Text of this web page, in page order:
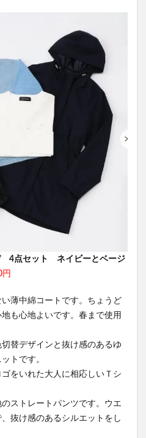
4点セット ネイビーとベージ
円
薄中綿コートです。ちょうど
も心地よいです。春まで使用
替デザインと抜け感のあるゆ
トです。
をいれた大人に相応しいＴシ
ストレートパンツです。ウエ
抜け感のあるシルエットをし